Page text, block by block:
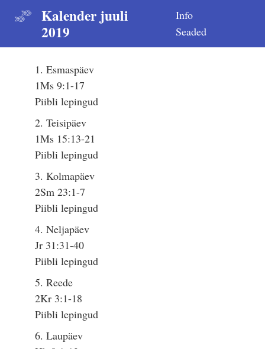
Kalender juuli
2019
Info
Seaded
1. Esmaspäev
1Ms 9:1-17
Piibli lepingud
2. Teisipäev
1Ms 15:13-21
Piibli lepingud
3. Kolmapäev
2Sm 23:1-7
Piibli lepingud
4. Neljapäev
Jr 31:31-40
Piibli lepingud
5. Reede
2Kr 3:1-18
Piibli lepingud
6. Laupäev